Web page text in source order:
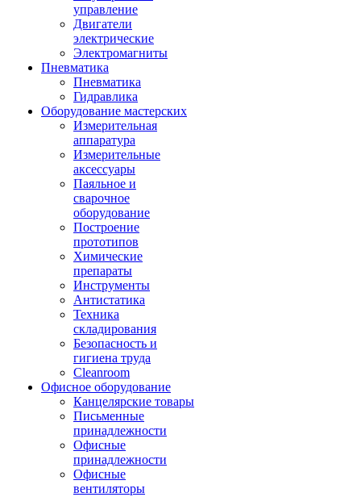
управление
Двигатели
электрические
Электромагниты
Пневматика
Пневматика
Гидравлика
Оборудование мастерских
Измерительная
аппаратура
Измерительные
аксессуары
Паяльное и
сварочное
оборудование
Построение
прототипов
Химические
препараты
Инструменты
Aнтистатика
Техника
складирования
Безопасность и
гигиена труда
Cleanroom
Офисное оборудование
Канцелярские товары
Письменные
принадлежности
Офисные
принадлежности
Офисные
вентиляторы